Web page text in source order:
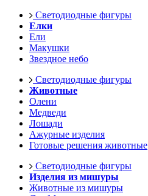
Светодиодные фигуры
Елки
Ели
Макушки
Звездное небо
Светодиодные фигуры
Животные
Олени
Медведи
Лошади
Ажурные изделия
Готовые решения животные
Светодиодные фигуры
Изделия из мишуры
Животные из мишуры